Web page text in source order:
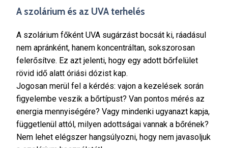
A szolárium és az UVA terhelés
A szolárium főként UVA sugárzást bocsát ki, ráadásul
nem apránként, hanem koncentráltan, sokszorosan
felerősítve. Ez azt jelenti, hogy egy adott bőrfelület
rövid idő alatt óriási dózist kap.
Jogosan merül fel a kérdés: vajon a kezelések során
figyelembe veszik a bőrtípust? Van pontos mérés az
energia mennyiségére? Vagy mindenki ugyanazt kapja,
függetlenül attól, milyen adottságai vannak a bőrének?
Nem lehet elégszer hangsúlyozni, hogy nem javasoljuk